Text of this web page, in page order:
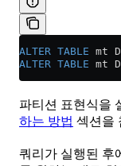
ALTER TABLE mt
ALTER TABLE mt
파티션 표현식을
하는 방법 섹션을
쿼리가 실행된 후